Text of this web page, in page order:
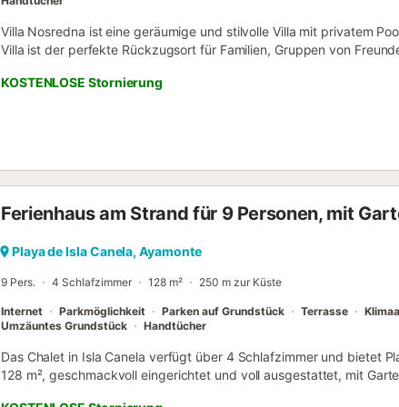
Villa Nosredna ist eine geräumige und stilvolle Villa mit privatem
Villa ist der perfekte Rückzugsort für Familien, Gruppen von
Entfernung vom Isla Canela Links Golf Course in Costa Esuri. Die
gut ausgestatteten Innenbereich mit 5 Schlafzimmern und 4
Platz finden. Die Schlafzimmer sind mit einer Mischung aus
Herzstück des Hauses mit einer gemütlichen Sitzecke mit Kamin
privaten Garten mit einem Swimmingpool, Sonnenliegen und
Grillabende mit Familie und Freunden eignet. Für
Klimaanlage, ...
KOSTENLOSE Stornierung
Ferienhaus am Strand für 9 Personen, mit
Playa de Isla Canela, Ayamonte
9 Pers. 4 Schlafzimmer 128 m² 250 m zur Küste
Internet Parkmöglichkeit Parken auf Grundstück Terrasse
Umzäuntes Grundstück
Handtücher
Das Chalet in Isla Canela verfügt über 4 Schlafzimmer und bietet
128 m², geschmackvoll eingerichtet und voll ausgestattet, mit